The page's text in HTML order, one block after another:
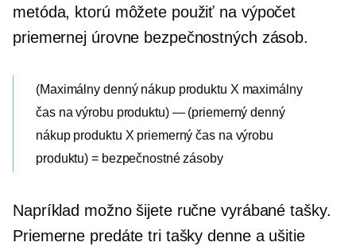
metóda, ktorú môžete použiť na výpočet
priemernej úrovne bezpečnostných zásob.
(Maximálny denný nákup produktu X maximálny
čas na výrobu produktu) — (priemerný denný
nákup produktu X priemerný čas na výrobu
produktu) = bezpečnostné zásoby
Napríklad možno šijete ručne vyrábané tašky.
Priemerne predáte tri tašky denne a ušitie